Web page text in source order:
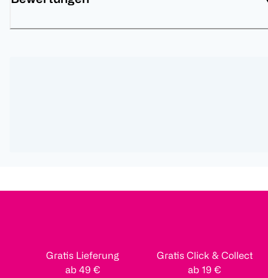
Gratis Lieferung
ab 49 €
Gratis Click & Collect
ab 19 €